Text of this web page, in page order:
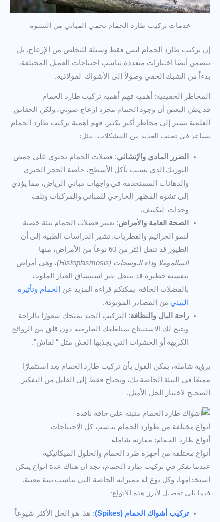
خدمات تركيب طارد الحمام تحمي المباني من التشوه
إن تركيب طارد الحمام ليس فقط وسيلة للتخلص من الإزعاج، بل
يتضمن أيضًا اختيارات متعددة تناسب احتياجات العميل المختلفة،
بدءاً من الشبك الخفي وصولاً إلى الأشواك الفولاذية.
المخاطر الحقيقية: أهمية فهم أهمية تركيب طارد الحمام
قد يظن البعض أن وجود الحمام مجرد إزعاج صوتي، ولكن الحقائق
العلمية تشير إلى مخاطر أكبر بكثير. فهم أهمية تركيب طارد الحمام
يساعد في تجنب العديد من المشكلات، مثل:
الضرر المادي والإنشائي: فضلات الحمام تحتوي على حمض
اليوريك الذي يسبب تآكل الأسطح، خاصة الحجر الجيري
والدهانات المستخدمة في واجهات مباني الرياض، مما يؤدي
إلى تشوه المظهر الخارجي للمباني والمركبات وتلف
وحدات التكييف.
الصحة العامة والأمراض: تعتبر فضلات الحمام بيئة خصبة
لنمو الجراثيم والفطريات. تشير الدراسات الطبية إلى أن
الطيور قد تنقل أكثر من 60 نوعاً من الأمراض، منها
السالمونيلا وداء النوسجات (Histoplasmosis)
، وهي أمراض
تنفسية خطيرة قد تنتقل عبر استنشاق الغبار الملوث
بالفضلات الجافة. يمكنكم قراءة المزيد عن
الحمام وتأثيره
البيئي من المصادر الموثوقة.
راحة البال والنظافة: التركيب الجيد يمنحك شعورًا بالراحة
ويتيح لك الاستمتاع بمناطقك الخارجية دون قلق من الروائح
الكريهة أو الحشرات التي يجذبها العش مثل “الفاش”.
برؤية شاملة، يمكن القول بأن تركيب طارد الحمام يعد استثمارًا
ممتعًا في البيئة الخاصة بك، ويحتاج فقط إلى القليل من التفكير
الصحيح لاختيار الحل الأمثل.
أنواع مختلفة من طوارد الحمام تناسب كل الاحتياجات
أنواع طارد الحمام: مقارنة شاملة
أنواع مختلفة من أجهزة طرد الحمام والحلول الميكانيكية
عندما نفكر في تركيب طارد الحمام، نجد أن هناك عدة أنواع يمكن
استخدامها، وكل نوع له مميزاته الخاصة التي تناسب بيئة معينة.
فيما يلي تفصيل لأبرز هذه الأنواع:
تركيب أشواك الحمام (Spikes)
: هذا هو الحل الأكثر شيوعاً